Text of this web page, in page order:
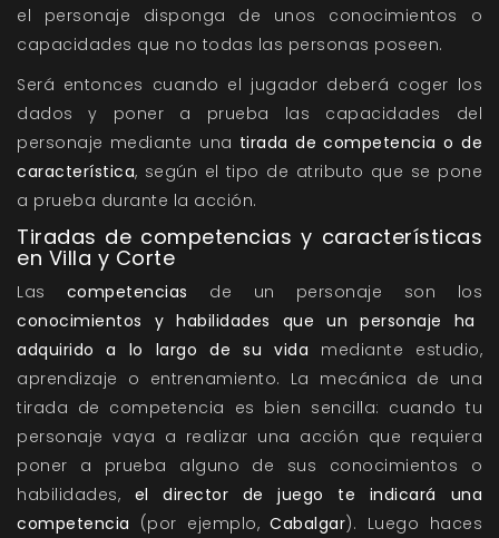
el personaje disponga de unos conocimientos o
capacidades que no todas las personas poseen.
Será entonces cuando el jugador deberá coger los
dados y poner a prueba las capacidades del
personaje mediante una tirada de competencia o de
característica, según el tipo de atributo que se pone
a prueba durante la acción.
Tiradas de competencias y características
en Villa y Corte
Las competencias de un personaje son los
conocimientos y habilidades que un personaje ha
adquirido a lo largo de su vida mediante estudio,
aprendizaje o entrenamiento. La mecánica de una
tirada de competencia es bien sencilla: cuando tu
personaje vaya a realizar una acción que requiera
poner a prueba alguno de sus conocimientos o
habilidades, el director de juego te indicará una
competencia (por ejemplo,Cabalgar). Luego haces